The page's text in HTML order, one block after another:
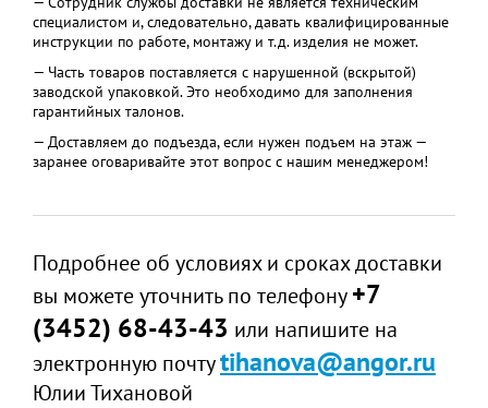
специалистом и, следовательно, давать квалифицированные
инструкции по работе, монтажу и т.д. изделия не может.
— Часть товаров поставляется с нарушенной (вскрытой)
заводской упаковкой. Это необходимо для заполнения
гарантийных талонов.
— Доставляем до подъезда, если нужен подъем на этаж —
заранее оговаривайте этот вопрос с нашим менеджером!
Подробнее об условиях и сроках доставки
вы можете уточнить по телефону+7
(3452) 68-43-43 или напишите на
электронную почтуtihanova@angor.ru
Юлии Тихановой